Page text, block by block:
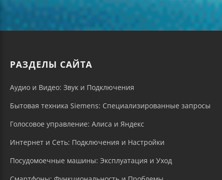
РАЗДЕЛЫ САЙТА
Аудио и Видео: Звук и Подключения
Бытовая техника Siemens: Специализированные запросы
Голосовое управление: Алиса и Яндекс
Интернет и Сеть: Подключения и Настройки
Посудомоечные машины: Эксплуатация и Уход